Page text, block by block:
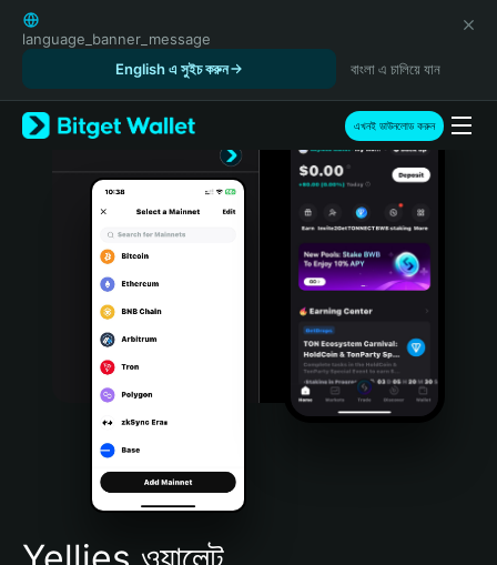
English
日本語
Русский
Español (Latinoamérica)
Türkçe
Português (Portugal)
Bahasa Indonesia
Português (Brasil)
Español (Argentina)
language_banner_message
English এ সুইচ করুন
বাংলা এ চালিয়ে যান
এখনই ডাউনলোড করুন